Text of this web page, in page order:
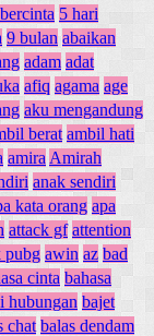
5 hari
9 bulan abaikan
adam adat
afiq agama age
aku mengandung
berat ambil hati
amira Amirah
anak sendiri
kata orang apa
attack gf attention
pubg awin az bad
cinta bahasa
hubungan bajet
chat balas dendam